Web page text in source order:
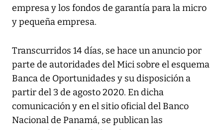
empresa y los fondos de garantía para la micro
y pequeña empresa.
Transcurridos 14 días, se hace un anuncio por
parte de autoridades del Mici sobre el esquema
Banca de Oportunidades y su disposición a
partir del 3 de agosto 2020. En dicha
comunicación y en el sitio oficial del Banco
Nacional de Panamá, se publican las